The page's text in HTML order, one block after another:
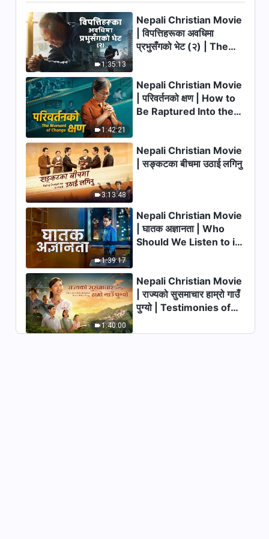
39:38
(१)”
26:07
परमेश्‍वरको वचन | “बाइबल सम्बन्धमा
(३)”
21:11
परमेश्‍वरको वचन | “बाइबल सम्बन्धमा
(४)”
1:02:14
परमेश्‍वरको वचन | “देहधारणको रहस्य
(१)”
24:29
परमेश्‍वरको वचन | “देहधारणको रहस्य
(२)”
परमेश्‍वरको वचन | “देहधारणको रहस्य
(३)”
1:35:13
Nepali Christian Movie
| विपत्तिहरूका अवधिमा
प्रभुसँगको भेट (२) | The
We Enter the Kingdom
of God?
1:42:21
Nepali Christian Movie
| परिवर्तनको क्षण | How to
Be Raptured Into the
3:13:48
Nepali Christian Movie
| सङ्कटका बीचमा उठाई लगिनु
1:39:17
Nepali Christian Movie
| घातक अज्ञानता | Who
Should We Listen to in
1:40:00
Nepali Christian Movie
| राज्यको सुसमाचार हाम्रो गाउँ
पुग्यो | Testimonies of
the Lord's Return